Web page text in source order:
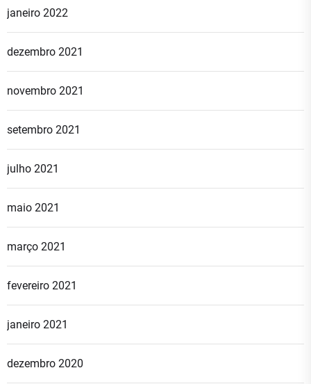
janeiro 2022
dezembro 2021
novembro 2021
setembro 2021
julho 2021
maio 2021
março 2021
fevereiro 2021
janeiro 2021
dezembro 2020